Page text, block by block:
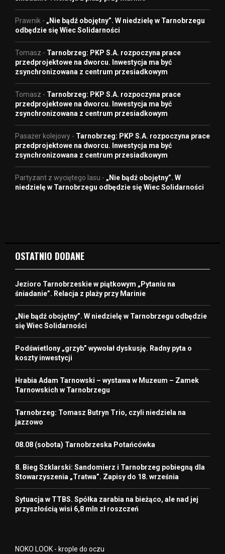
Prawnik - „Nie bądź obojętny”. W niedzielę w Tarnobrzegu
odbędzie się Wiec Solidarności
Tomasz - Tarnobrzeg: PKP S.A. rozpoczyna prace
przedprojektowe na dworcu. Inwestycja ma być
zsynchronizowana z centrum przesiadkowym
Tomasz - Tarnobrzeg: PKP S.A. rozpoczyna prace
przedprojektowe na dworcu. Inwestycja ma być
zsynchronizowana z centrum przesiadkowym
Pasażer kolejowy - Tarnobrzeg: PKP S.A. rozpoczyna prace
przedprojektowe na dworcu. Inwestycja ma być
zsynchronizowana z centrum przesiadkowym
Partyzant z wyciętego lasu - „Nie bądź obojętny”. W
niedzielę w Tarnobrzegu odbędzie się Wiec Solidarności
OSTATNIO DODANE
Jezioro Tarnobrzeskie w piątkowym „Pytaniu na
śniadanie”. Relacja z plaży przy Marinie
„Nie bądź obojętny”. W niedzielę w Tarnobrzegu odbędzie
się Wiec Solidarności
Podświetlony „grzyb” wywołał dyskusję. Radny pyta o
koszty inwestycji
Hrabia Adam Tarnowski – wystawa w Muzeum – Zamek
Tarnowskich w Tarnobrzegu
Tarnobrzeg: Tomasz Butryn Trio, czyli niedziela na
jazzowo
08.08 (sobota) Tarnobrzeska Potańcówka
8. Bieg Szklarski: Sandomierz i Tarnobrzeg pobiegną dla
Stowarzyszenia „Tratwa”. Zapisy do 18. września
Sytuacja w TTBS. Spółka zarabia na bieżąco, ale nad jej
przyszłością wisi 6,8 mln zł roszczeń
NOKO LOOK - krople do oczu